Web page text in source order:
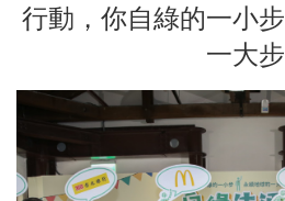
行動，你自綠的一小
一大步